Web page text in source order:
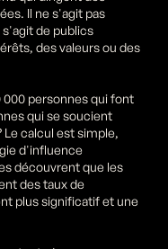
Il ne s'agit pas
de publics
des valeurs ou des
000 personnes qui font
qui se soucient
Le calcul est simple,
d'influence
découvrent que les
des taux de
plus significatif et une